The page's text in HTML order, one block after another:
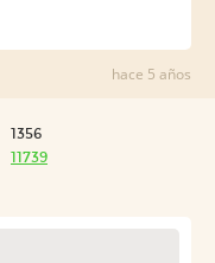
hace 5 años
1356
11739